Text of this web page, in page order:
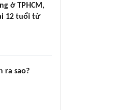
ở TPHCM,
12 tuổi tử
ra sao?